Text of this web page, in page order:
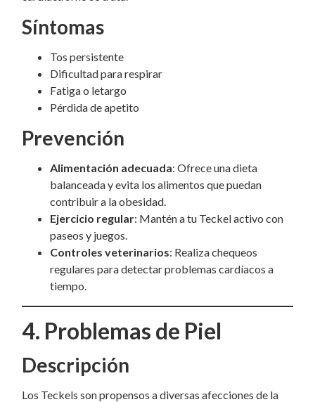
Síntomas
Tos persistente
Dificultad para respirar
Fatiga o letargo
Pérdida de apetito
Prevención
Alimentación adecuada: Ofrece una dieta
balanceada y evita los alimentos que puedan
contribuir a la obesidad.
Ejercicio regular: Mantén a tu Teckel activo con
paseos y juegos.
Controles veterinarios: Realiza chequeos
regulares para detectar problemas cardíacos a
tiempo.
4. Problemas de Piel
Descripción
Los Teckels son propensos a diversas afecciones de la